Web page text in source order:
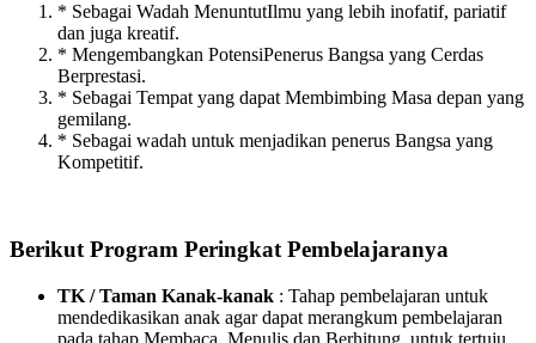
* Sebagai Wadah MenuntutIlmu yang lebih inofatif, pariatif
dan juga kreatif.
* Mengembangkan PotensiPenerus Bangsa yang Cerdas
Berprestasi.
* Sebagai Tempat yang dapat Membimbing Masa depan yang
gemilang.
* Sebagai wadah untuk menjadikan penerus Bangsa yang
Kompetitif.
Berikut Program Peringkat Pembelajaranya
TK / Taman Kanak-kanak : Tahap pembelajaran untuk
mendedikasikan anak agar dapat merangkum pembelajaran
pada tahap Membaca, Menulis dan Berhitung. untuk tertuju